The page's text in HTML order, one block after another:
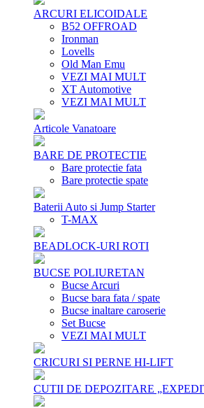
ARCURI ELICOIDALE
B52 OFFROAD
Ironman
Lovells
Old Man Emu
VEZI MAI MULT
XT Automotive
VEZI MAI MULT
Articole Vanatoare
BARE DE PROTECTIE
Bare protectie fata
Bare protectie spate
Baterii Auto si Jump Starter
T-MAX
BEADLOCK-URI ROTI
BUCSE POLIURETAN
Bucse Arcuri
Bucse bara fata / spate
Bucse inaltare caroserie
Set Bucse
VEZI MAI MULT
CRICURI SI PERNE HI-LIFT
CUTII DE DEPOZITARE